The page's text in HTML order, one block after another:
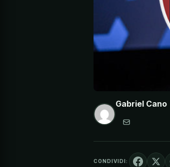
Gabriel Cano
CONDIVIDI: